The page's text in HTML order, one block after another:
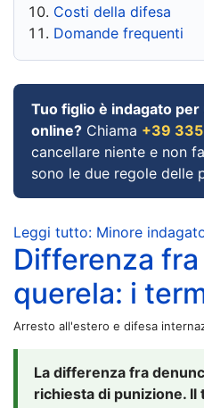
Costi della difesa
Domande frequenti
Tuo figlio è indagato
online? Chiama +39
cancellare niente e non
sono le due regole delle
Leggi tutto: Minore
Differenza
querela: i
Arresto all'estero e difesa
La differenza fra
richiesta di punizione.